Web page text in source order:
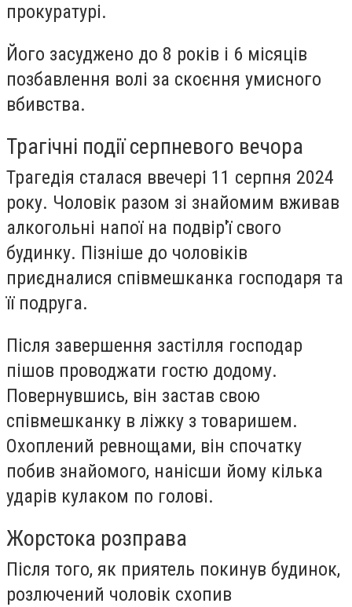
прокуратурі.
Його засуджено до 8 років і 6 місяців
позбавлення волі за скоєння умисного
вбивства.
Трагічні події серпневого вечора
Трагедія сталася ввечері 11 серпня 2024
року. Чоловік разом зі знайомим вживав
алкогольні напої на подвір'ї свого
будинку. Пізніше до чоловіків
приєдналися співмешканка господаря та
її подруга.
Після завершення застілля господар
пішов проводжати гостю додому.
Повернувшись, він застав свою
співмешканку в ліжку з товаришем.
Охоплений ревнощами, він спочатку
побив знайомого, нанісши йому кілька
ударів кулаком по голові.
Жорстока розправа
Після того, як приятель покинув будинок,
розлючений чоловік схопив